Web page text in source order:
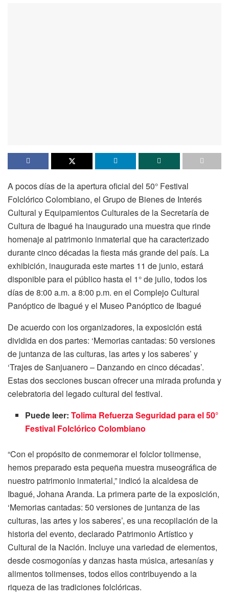
A pocos días de la apertura oficial del 50° Festival
Folclórico Colombiano, el Grupo de Bienes de Interés
Cultural y Equipamientos Culturales de la Secretaría de
Cultura de Ibagué ha inaugurado una muestra que rinde
homenaje al patrimonio inmaterial que ha caracterizado
durante cinco décadas la fiesta más grande del país. La
exhibición, inaugurada este martes 11 de junio, estará
disponible para el público hasta el 1° de julio, todos los
días de 8:00 a.m. a 8:00 p.m. en el Complejo Cultural
Panóptico de Ibagué y el Museo Panóptico de Ibagué
De acuerdo con los organizadores, la exposición está
dividida en dos partes: ‘Memorias cantadas: 50 versiones
de juntanza de las culturas, las artes y los saberes’ y
‘Trajes de Sanjuanero – Danzando en cinco décadas’.
Estas dos secciones buscan ofrecer una mirada profunda y
celebratoria del legado cultural del festival.
Puede leer:Tolima Refuerza Seguridad para el 50°
Festival Folclórico Colombiano
“Con el propósito de conmemorar el folclor tolimense,
hemos preparado esta pequeña muestra museográfica de
nuestro patrimonio inmaterial,” indicó la alcaldesa de
Ibagué, Johana Aranda. La primera parte de la exposición,
‘Memorias cantadas: 50 versiones de juntanza de las
culturas, las artes y los saberes’, es una recopilación de la
historia del evento, declarado Patrimonio Artístico y
Cultural de la Nación. Incluye una variedad de elementos,
desde cosmogonías y danzas hasta música, artesanías y
alimentos tolimenses, todos ellos contribuyendo a la
riqueza de las tradiciones folclóricas.